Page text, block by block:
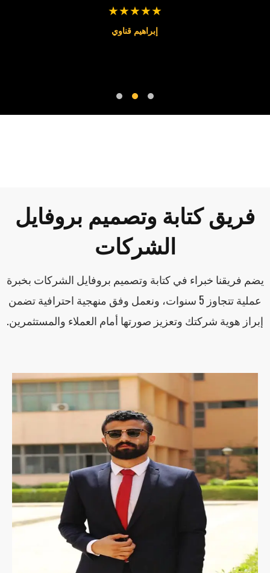
★★★★★
إبراهيم قناوي
فريق كتابة وتصميم بروفايل
الشركات
يضم فريقنا خبراء في كتابة وتصميم بروفايل الشركات بخبرة
عملية تتجاوز 5 سنوات، ونعمل وفق منهجية احترافية تضمن
إبراز هوية شركتك وتعزيز صورتها أمام العملاء والمستثمرين.